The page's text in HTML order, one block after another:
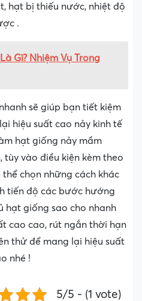
hạt bị thiếu nước, nhiệt độ
.
Gì? Nhiệm Vụ Trong
sẽ giúp bạn tiết kiệm
hiệu suất cao nảy kinh tế
hạt giống nảy mầm
tùy vào điều kiện kèm theo
chọn những cách khác
tiến độ các bước hướng
hạt giống sao cho nhanh
cao cao, rút ngắn thời hạn
thử để mang lại hiệu suất
nhé !
5/5 - (1 vote)